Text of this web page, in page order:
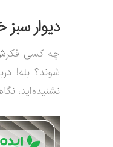
دیوار
چه کسی فکرش
شوند؟ بله!
نشنیده‌اید،